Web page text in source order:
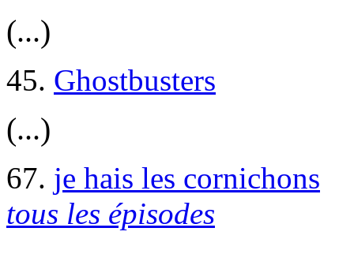
(...)
45. Ghostbusters
(...)
67. je hais les cornichons
tous les épisodes